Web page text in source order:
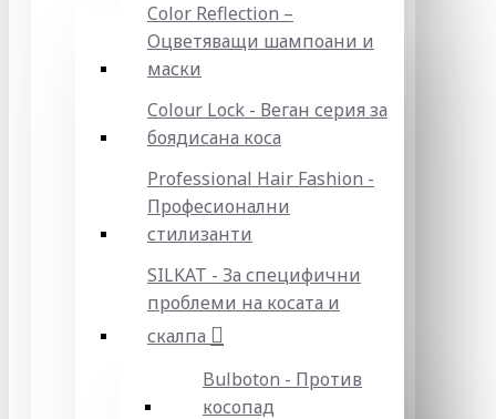
Color Reflection –
Оцветяващи шампоани и
маски
Colour Lock - Веган серия за
боядисана коса
Professional Hair Fashion -
Професионални
стилизанти
SILKAT - За специфични
проблеми на косата и
скалпа
Bulboton - Против
косопад